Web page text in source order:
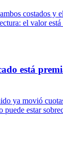
costados y
el valor está
está
ya movió
puede estar